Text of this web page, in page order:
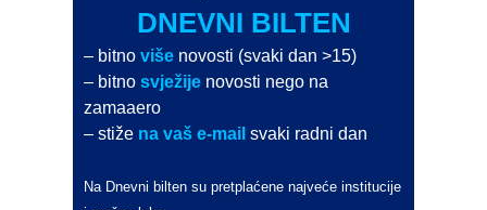
DNEVNI BILTEN
– bitnoviše novosti (svaki dan >15)
– bitnosvježije novosti nego na
zamaaero
– stiže na vaš e-mail svaki radni dan
Na Dnevni bilten su pretplaćene najveće institucije